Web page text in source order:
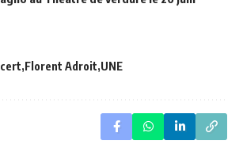
Florent Adroit UNE